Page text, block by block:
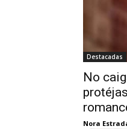
Destacadas
No
Nora